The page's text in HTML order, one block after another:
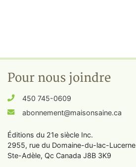
Pour nous joindre
450 745-0609
abonnement@maisonsaine.ca
Éditions du 21e siècle Inc.
2955, rue du Domaine-du-lac-Lucerne
Ste-Adèle, Qc Canada J8B 3K9